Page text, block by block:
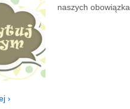
naszych
›